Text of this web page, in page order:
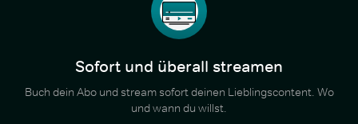
Sofort und überall streamen
Buch dein Abo und stream sofort deinen Lieblingscontent. Wo
und wann du willst.